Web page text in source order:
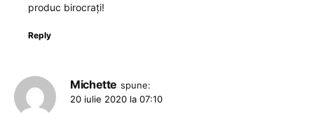
produc birocrați!
Reply
Michette spune:
20 iulie 2020 la 07:10